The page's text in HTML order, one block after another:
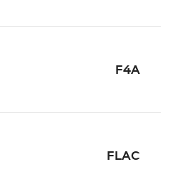
F4A
FLAC